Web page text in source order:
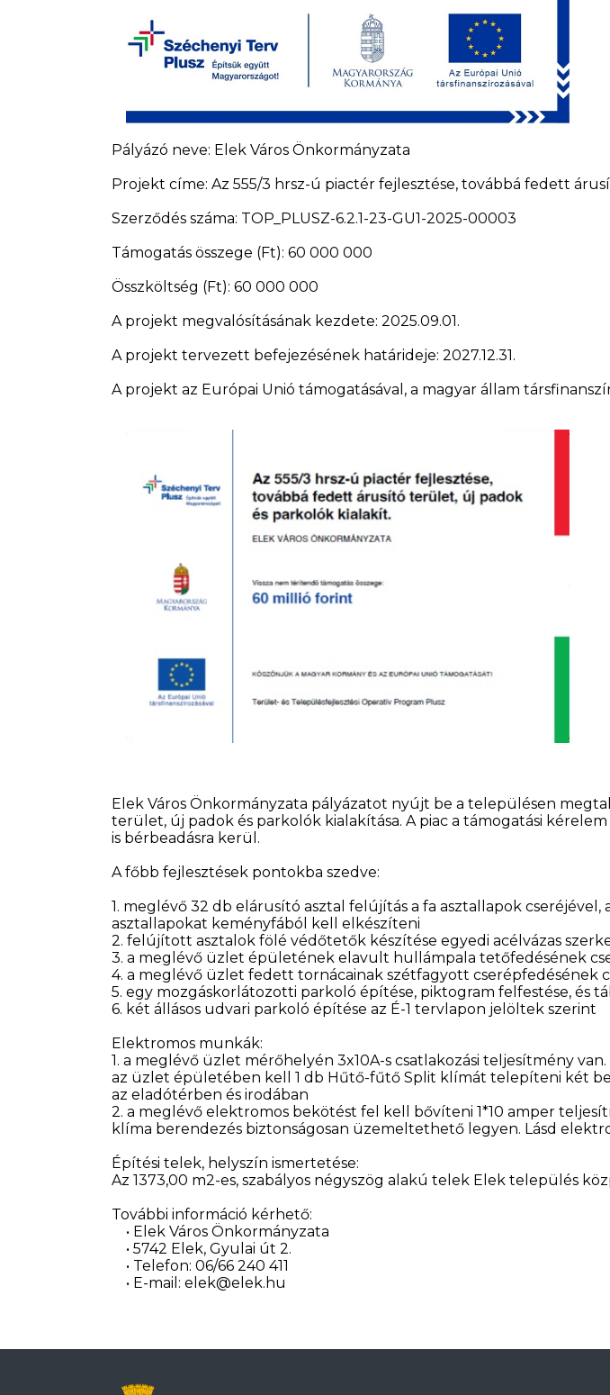
Pályázó neve: Elek Város Önkormányzata
Projekt címe: Az 555/3 hrsz-ú piactér fejlesztése, továbbá fedett
Szerződés száma: TOP_PLUSZ-6.2.1-23-GU1-2025-00003
Támogatás összege (Ft): 60 000 000
Összköltség (Ft): 60 000 000
A projekt megvalósításának kezdete: 2025.09.01.
A projekt tervezett befejezésének határideje: 2027.12.31.
A projekt az Európai Unió támogatásával, a magyar állam
Elek Város Önkormányzata pályázatot nyújt be a településen
terület, új padok és parkolók kialakítása. A piac a támogatási
is bérbeadásra kerül.
A főbb fejlesztések pontokba szedve:
1. meglévő 32 db elárusító asztal felújítás a fa asztallapok cseréjével,
asztallapokat keményfából kell elkészíteni
2. felújított asztalok fölé védőtetők készítése egyedi acélvázas
3. a meglévő üzlet épületének elavult hullámpala tetőfedésének
4. a meglévő üzlet fedett tornácainak szétfagyott cserépfedésének
5. egy mozgáskorlátozotti parkoló építése, piktogram felfestése, és
6. két állásos udvari parkoló építése az É-1 tervlapon jelöltek szerint
Elektromos munkák:
1. a meglévő üzlet mérőhelyén 3x10A-s csatlakozási teljesítmény van.
az üzlet épületében kell 1 db Hűtő-fűtő Split klímát telepíteni két
az eladótérben és irodában
2. a meglévő elektromos bekötést fel kell bővíteni 1*10 amper
klíma berendezés biztonságosan üzemeltethető legyen. Lásd
Építési telek, helyszín ismertetése:
Az 1373,00 m2-es, szabályos négyszög alakú telek Elek település
További információ kérhető:
• Elek Város Önkormányzata
• 5742 Elek, Gyulai út 2.
• Telefon: 06/66 240 411
• E-mail: elek@elek.hu